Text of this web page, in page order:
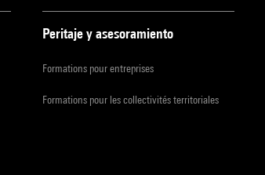
Peritaje y asesoramiento
Formations pour entreprises
Formations pour les collectivités territoriales